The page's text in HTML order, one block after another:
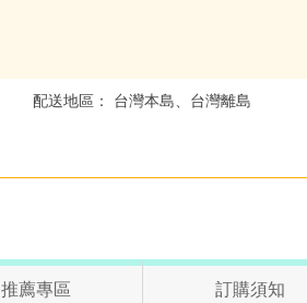
配送地區： 台灣本島、台灣離島
推薦專區 訂購須知